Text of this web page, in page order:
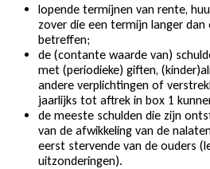
lopende termijnen van rente,
zover die een termijn langer dan
betreffen;
de (contante waarde van)
met (periodieke) giften,
andere verplichtingen of
jaarlijks tot aftrek in box 1
de meeste schulden die zijn
van de afwikkeling van de
eerst stervende van de ouders
uitzonderingen).